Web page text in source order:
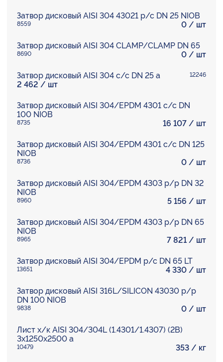
8559
Затвор дисковый AISI 304 43021 р/с DN 25 NIOB
0 / шт
8690
Затвор дисковый AISI 304 CLAMP/CLAMP DN 65
0 / шт
12246
Затвор дисковый AISI 304 с/с DN 25 а
2 462 / шт
8735
Затвор дисковый AISI 304/EPDM 4301 с/с DN
100 NIOB
16 107 / шт
8736
Затвор дисковый AISI 304/EPDM 4301 с/с DN 125
NIOB
0 / шт
8960
Затвор дисковый AISI 304/EPDM 4303 р/р DN 32
NIOB
5 156 / шт
8965
Затвор дисковый AISI 304/EPDM 4303 р/р DN 65
NIOB
7 821 / шт
13651
Затвор дисковый AISI 304/EPDM р/с DN 65 LT
4 330 / шт
9838
Затвор дисковый AISI 316L/SILICON 43030 р/р
DN 100 NIOB
0 / шт
10479
Лист х/к AISI 304/304L (1.4301/1.4307) (2B)
3х1250х2500 а
353 / кг